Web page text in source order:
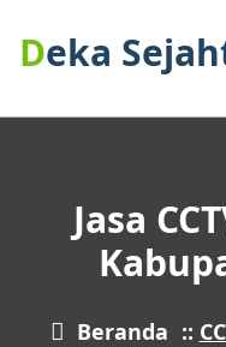
kontenDeka
Jasa
Beranda ::